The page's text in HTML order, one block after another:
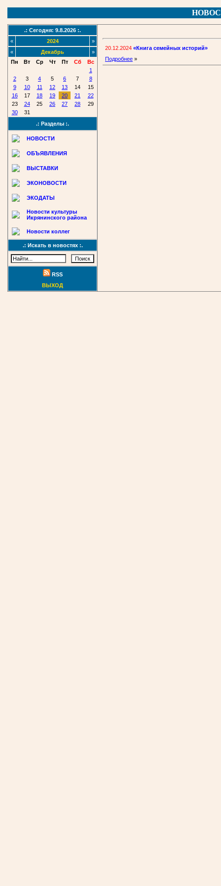
.: Сегодня: 9.8.2026 :.
«
2024
»
«
Декабрь
»
Пн
Вт Ср Чт Пт Сб
Вс
1
2
3 4 5 6 7
8
9
10 11 12 13 14
15
16
17 18 19 20 21
22
23
24 25 26 27 28
29
30
31
.: Разделы :.
НОВОСТИ
ОБЪЯВЛЕНИЯ
ВЫСТАВКИ
ЭКОНОВОСТИ
ЭКОДАТЫ
Новости культуры
Икрянинского района
Новости коллег
.: Искать в новостях :.
RSS
ВЫХОД
20.12.2024 «Книга семейных историй»
Подробнее »